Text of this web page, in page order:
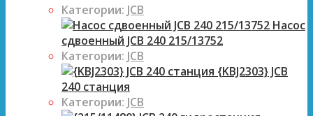
Категории: JCB
Насос
сдвоенный JCB 240 215/13752
Категории: JCB
{KBJ2303} JCB
240 станция
Категории: JCB